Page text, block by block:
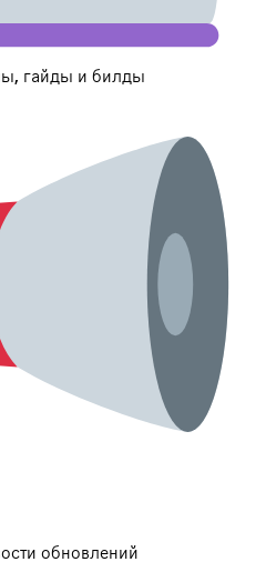
гайды и билды
обновлений